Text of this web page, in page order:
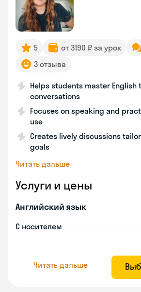
5 от 3190 ₽ за урок
3 отзыва
Helps students master English
conversations
Focuses on speaking and
use
Creates lively discussions
goals
Читать дальше
Услуги и цены
Английский язык
С носителем
Читать дальше